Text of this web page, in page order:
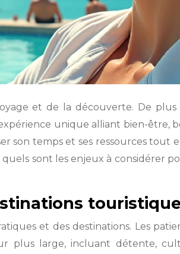
et de la découverte. De
unique alliant bien-
son temps et ses ressources tout
sont les enjeux à considérer
et des destinations. Les
plus large, incluant détente,